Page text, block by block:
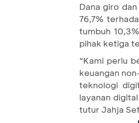
Dana giro
76,7%
tumbuh
pihak ketiga
“Kami perlu
keuangan
teknologi
layanan
tutur Jahja